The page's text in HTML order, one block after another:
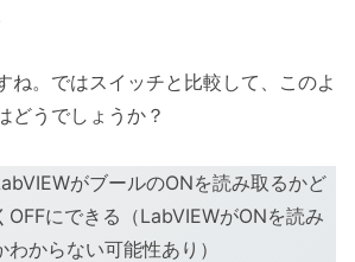
ね。ではスイッチと比較して、このよ
どうでしょうか？
がブールのONを読み取るかど
OFFにできる（LabVIEWがONを読み
からない可能性あり）